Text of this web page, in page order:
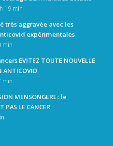
19 min
très aggravée avec les
expérimentales
min
EVITEZ TOUTE NOUVELLE
ANTICOVID
min
MENSONGERE : le
PAS LE CANCER